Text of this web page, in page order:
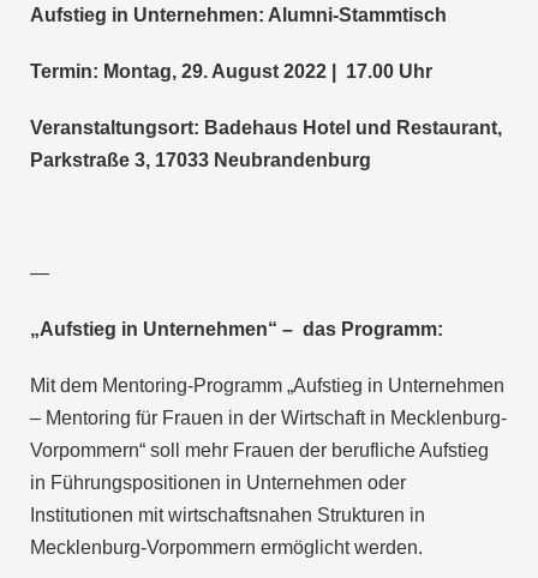
Aufstieg in Unternehmen: Alumni-Stammtisch
Termin: Montag, 29. August 2022 | 17.00 Uhr
Veranstaltungsort: Badehaus Hotel und Restaurant,
Parkstraße 3, 17033 Neubrandenburg
—
„Aufstieg in Unternehmen“ – das Programm:
Mit dem Mentoring-Programm „Aufstieg in Unternehmen
– Mentoring für Frauen in der Wirtschaft in Mecklenburg-
Vorpommern“ soll mehr Frauen der berufliche Aufstieg
in Führungspositionen in Unternehmen oder
Institutionen mit wirtschaftsnahen Strukturen in
Mecklenburg-Vorpommern ermöglicht werden.